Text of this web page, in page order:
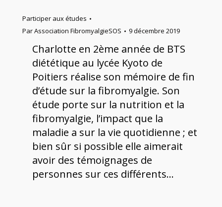
Participer aux études
ParAssociation FibromyalgieSOS 9 décembre 2019
Charlotte en 2ème année de BTS
diététique au lycée Kyoto de
Poitiers réalise son mémoire de fin
d’étude sur la fibromyalgie. Son
étude porte sur la nutrition et la
fibromyalgie, l’impact que la
maladie a sur la vie quotidienne ; et
bien sûr si possible elle aimerait
avoir des témoignages de
personnes sur ces différents…